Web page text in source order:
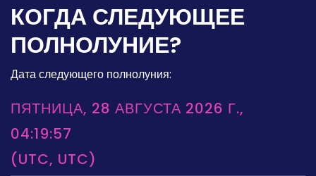
КОГДА СЛЕДУЮЩЕЕ
ПОЛНОЛУНИЕ?
Дата следующего полнолуния:
ПЯТНИЦА, 28 АВГУСТА 2026 Г.,
04:19:57
(UTC, UTC)